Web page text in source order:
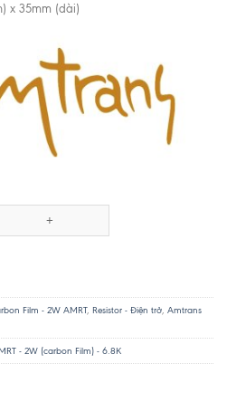
x 35mm (dài)
- 6.8K số lượng
Film - 2W AMRT, Resistor - Điện trở, Amtrans
- 2W (carbon Film) - 6.8K